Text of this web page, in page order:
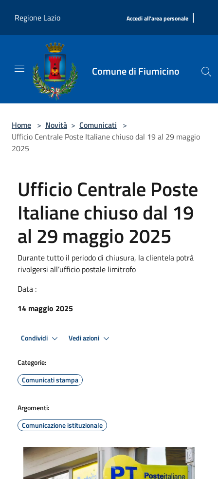
Regione Lazio
Accedi all'area personale |
Comune di Fiumicino
Home > Novità > Comunicati >
Ufficio Centrale Poste Italiane chiuso dal 19 al 29 maggio
2025
Ufficio Centrale Poste
Italiane chiuso dal 19
al 29 maggio 2025
Durante tutto il periodo di chiusura, la clientela potrà
rivolgersi all’ufficio postale limitrofo
Data :
14 maggio 2025
Condividi Vedi azioni
Categorie:
Comunicati stampa
Argomenti:
Comunicazione istituzionale